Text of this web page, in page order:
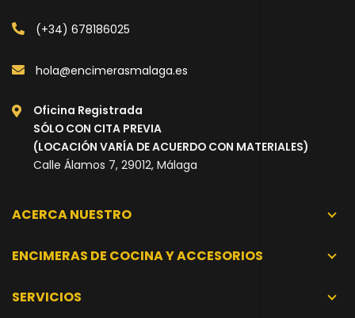
(+34) 678186025
hola@encimerasmalaga.es
Oficina Registrada
SÓLO CON CITA PREVIA
(LOCACIÓN VARÍA DE ACUERDO CON MATERIALES)
Calle Álamos 7, 29012, Málaga
ACERCA NUESTRO
ENCIMERAS DE COCINA Y ACCESORIOS
SERVICIOS